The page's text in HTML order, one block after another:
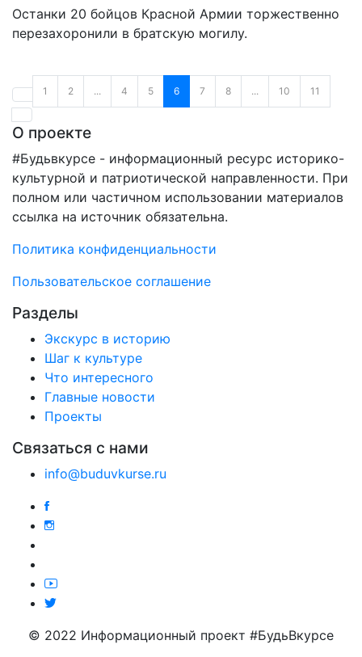
Останки 20 бойцов Красной Армии торжественно
перезахоронили в братскую могилу.
1 2 ... 4 5 6 7 8 ... 10 11
О проекте
#Будьвкурсе - информационный ресурс историко-
культурной и патриотической направленности. При
полном или частичном использовании материалов
ссылка на источник обязательна.
Политика конфиденциальности
Пользовательское соглашение
Разделы
Экскурс в историю
Шаг к культуре
Что интересного
Главные новости
Проекты
Связаться с нами
info@buduvkurse.ru
© 2022 Информационный проект #БудьВкурсе